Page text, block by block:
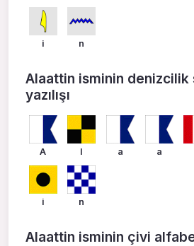
i n
Alaattin isminin
yazılışı
A l a a
i n
Alaattin isminin çivi